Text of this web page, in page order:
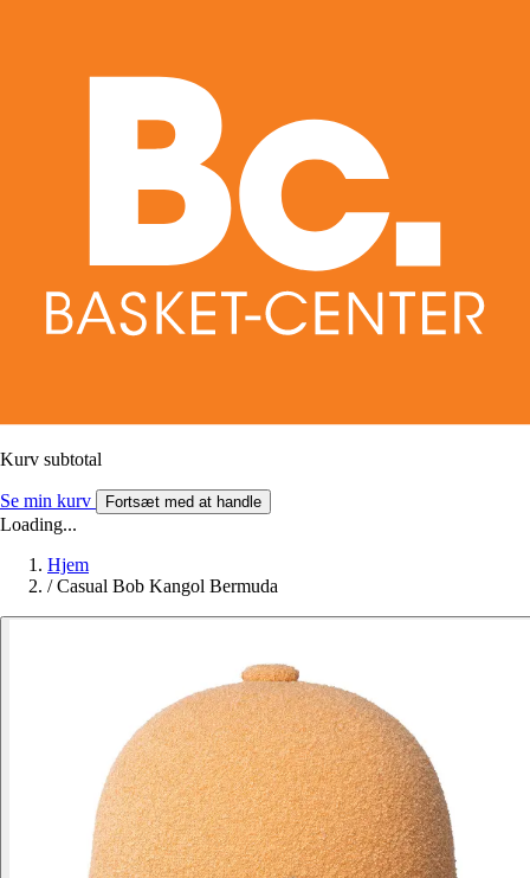
Kurv subtotal
Se min kurv Fortsæt med at handle
Loading...
Hjem
/ Casual Bob Kangol Bermuda